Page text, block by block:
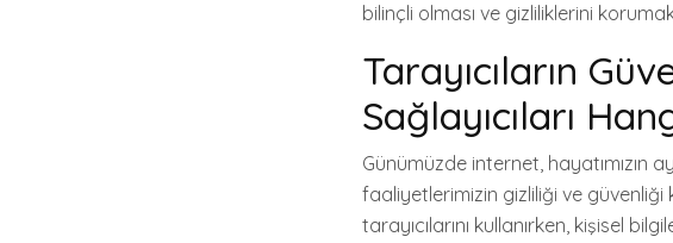
bilinçli olması ve gizliliklerini
Tarayıcıların
Sağlayıcıları
Günümüzde internet, hayatımızın
faaliyetlerimizin gizliliği ve güvenliği
tarayıcılarını kullanırken, kişisel